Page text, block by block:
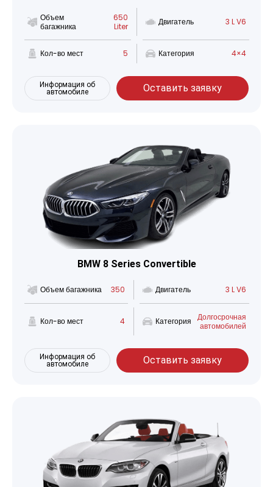
Объем
багажника
650
Liter
Двигатель 3 L V6
Кол-во мест 5 Категория 4×4
Информация об
автомобиле
Оставить заявку
BMW 8 Series Convertible
Объем багажника 350 Двигатель 3 L V6
Кол-во мест 4 Категория
Долгосрочная
автомобилей
Информация об
автомобиле
Оставить заявку